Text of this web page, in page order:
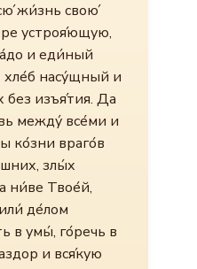
жи́знь свою́
устроя́ющую,
и еди́ный
хле́б насу́щный и
без изъя́тия. Да
между́ все́ми и
ко́зни враго́в
злы́х
ни́ве Твое́й,
де́лом
в умы́, го́речь в
и вся́кую